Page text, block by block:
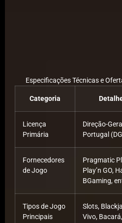
Especificações Técnicas e
Categoria
Licença
Primária
Direção-
Portugal
Fornecedores
de Jogo
Pragmatic
Play’n GO,
BGaming,
Tipos de Jogo
Principais
Slots,
Vivo,